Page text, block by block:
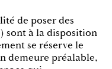
de poser des
sont à la disposition
se réserve le
demeure préalable,